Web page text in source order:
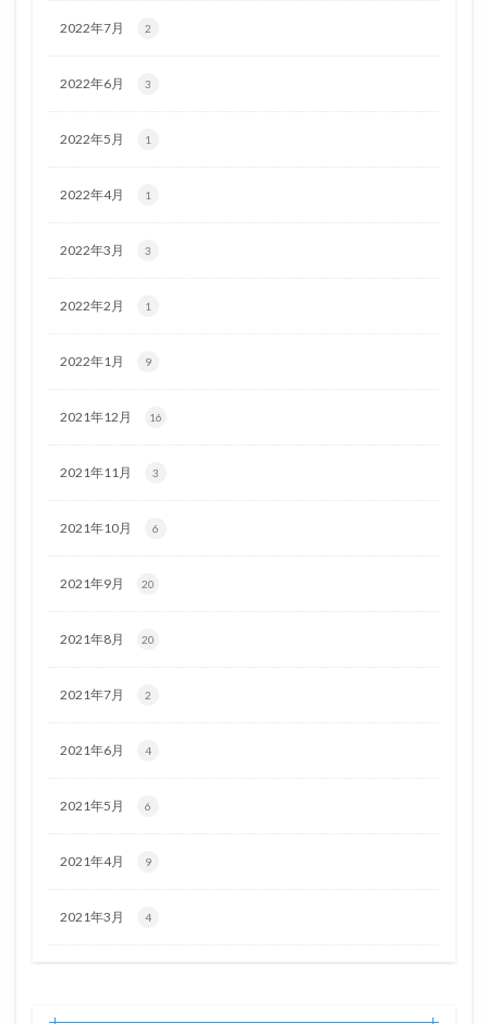
2022年7月 2
2022年6月 3
2022年5月 1
2022年4月 1
2022年3月 3
2022年2月 1
2022年1月 9
2021年12月 16
2021年11月 3
2021年10月 6
2021年9月 20
2021年8月 20
2021年7月 2
2021年6月 4
2021年5月 6
2021年4月 9
2021年3月 4